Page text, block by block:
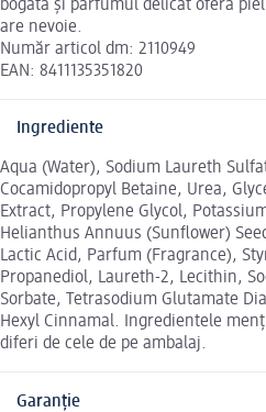
bogată și parfumul delicat oferă
are nevoie.
Număr articol dm: 2110949
EAN: 8411135351820
Ingrediente
Aqua (Water), Sodium Laureth
Cocamidopropyl Betaine, Urea,
Extract, Propylene Glycol,
Helianthus Annuus (Sunflower)
Lactic Acid, Parfum (Fragrance),
Propanediol, Laureth-2, Lecithin,
Sorbate, Tetrasodium Glutamate
Hexyl Cinnamal. Ingredientele
diferi de cele de pe ambalaj.
Garanție